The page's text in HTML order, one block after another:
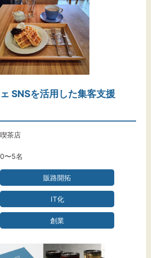
SNSを活用した集客支援
喫茶店
0〜5名
販路開拓
IT化
創業